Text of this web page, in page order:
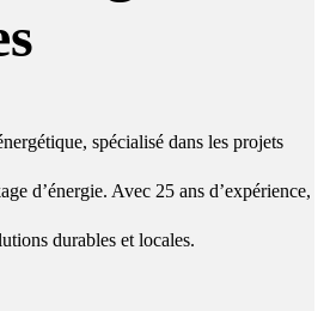
spécialisé dans les projets
d’énergie. Avec 25 ans d’expérience,
durables et locales.